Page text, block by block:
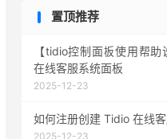
置顶推荐
【tidio控制面板使用帮
在线客服系统面板
2025-12-23
如何注册创建 Tidio 在线
2025-12-23